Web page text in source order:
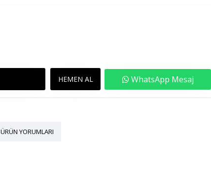
HEMEN AL WhatsApp Mesaj
ÜRÜN YORUMLARI